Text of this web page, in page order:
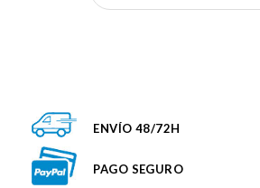
ENVÍO 48/72H
PAGO SEGURO